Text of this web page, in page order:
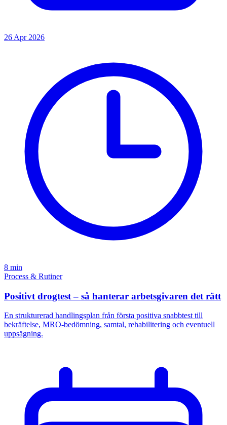
26 Apr 2026
8 min
Process & Rutiner
Positivt drogtest – så hanterar arbetsgivaren det rätt
En strukturerad handlingsplan från första positiva snabbtest till
bekräftelse, MRO-bedömning, samtal, rehabilitering och eventuell
uppsägning.